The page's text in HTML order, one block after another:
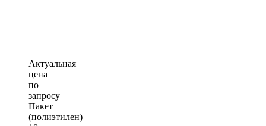
Актуальная
цена
по
запросу
Пакет
(полиэтилен)